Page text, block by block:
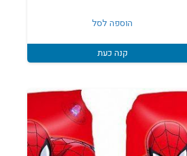
הוספה לסל
קנה כעת